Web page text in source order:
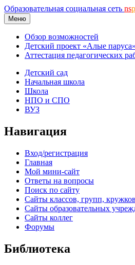
Образовательная социальная сеть ns
Меню
Обзор возможностей
Детский проект «Алые паруса»
Аттестация педагогических
Детский сад
Начальная школа
Школа
НПО и СПО
ВУЗ
Навигация
Вход/регистрация
Главная
Мой мини-сайт
Ответы на вопросы
Поиск по сайту
Сайты классов, групп,
Сайты образовательных
Сайты коллег
Форумы
Библиотека